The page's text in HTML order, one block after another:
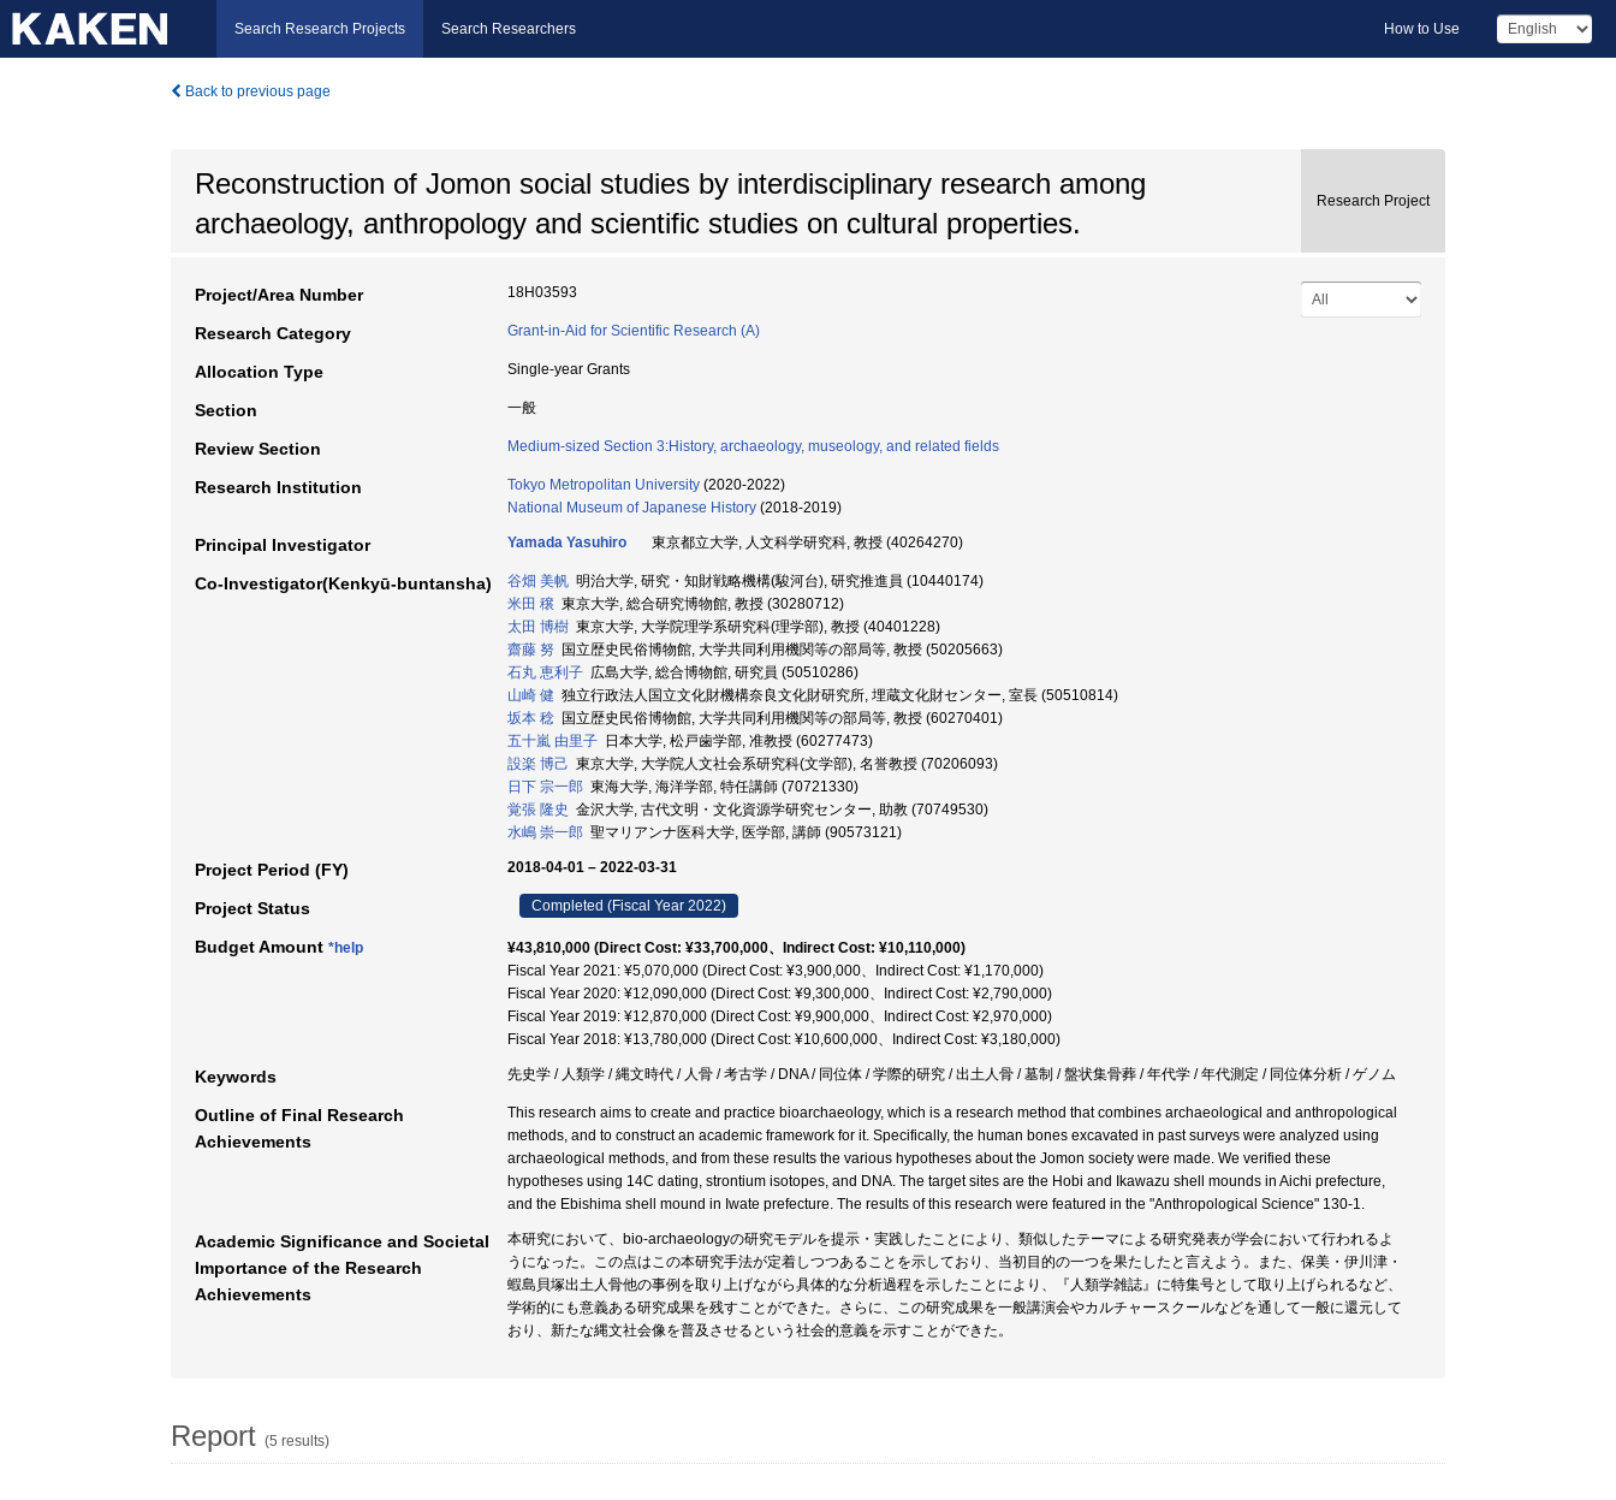
Search Research Projects Search Researchers How to Use
Back to previous page
Reconstruction of Jomon social studies by interdisciplinary research among
archaeology, anthropology and scientific studies on cultural properties.
Research Project
Project/Area Number 18H03593
Research Category Grant-in-Aid for Scientific Research (A)
Allocation Type Single-year Grants
Section 一般
Review Section Medium-sized Section 3:History, archaeology, museology, and related fields
Research Institution Tokyo Metropolitan University (2020-2022)
National Museum of Japanese History (2018-2019)
Principal Investigator Yamada Yasuhiro 東京都立大学, 人文科学研究科, 教授 (40264270)
Co-Investigator(Kenkyū-buntansha) 谷畑 美帆 明治大学, 研究・知財戦略機構(駿河台), 研究推進員 (10440174)
米田 穣 東京大学, 総合研究博物館, 教授 (30280712)
太田 博樹 東京大学, 大学院理学系研究科(理学部), 教授 (40401228)
齋藤 努 国立歴史民俗博物館, 大学共同利用機関等の部局等, 教授 (50205663)
石丸 恵利子 広島大学, 総合博物館, 研究員 (50510286)
山崎 健 独立行政法人国立文化財機構奈良文化財研究所, 埋蔵文化財センター, 室長 (50510814)
坂本 稔 国立歴史民俗博物館, 大学共同利用機関等の部局等, 教授 (60270401)
五十嵐 由里子 日本大学, 松戸歯学部, 准教授 (60277473)
設楽 博己 東京大学, 大学院人文社会系研究科(文学部), 名誉教授 (70206093)
日下 宗一郎 東海大学, 海洋学部, 特任講師 (70721330)
覚張 隆史 金沢大学, 古代文明・文化資源学研究センター, 助教 (70749530)
水嶋 崇一郎 聖マリアンナ医科大学, 医学部, 講師 (90573121)
Project Period (FY) 2018-04-01 – 2022-03-31
Project Status Completed (Fiscal Year 2022)
Budget Amount *help
¥43,810,000 (Direct Cost: ¥33,700,000、Indirect Cost: ¥10,110,000)
Fiscal Year 2021: ¥5,070,000 (Direct Cost: ¥3,900,000、Indirect Cost: ¥1,170,000)
Fiscal Year 2020: ¥12,090,000 (Direct Cost: ¥9,300,000、Indirect Cost: ¥2,790,000)
Fiscal Year 2019: ¥12,870,000 (Direct Cost: ¥9,900,000、Indirect Cost: ¥2,970,000)
Fiscal Year 2018: ¥13,780,000 (Direct Cost: ¥10,600,000、Indirect Cost: ¥3,180,000)
Keywords 先史学 / 人類学 / 縄文時代 / 人骨 / 考古学 / DNA / 同位体 / 学際的研究 / 出土人骨 / 墓制 / 盤状集骨葬 / 年代学 / 年代測定 / 同位体分析 / ゲノム
Outline of Final Research
Achievements
This research aims to create and practice bioarchaeology, which is a research method that combines archaeological and anthropological
methods, and to construct an academic framework for it. Specifically, the human bones excavated in past surveys were analyzed using
archaeological methods, and from these results the various hypotheses about the Jomon society were made. We verified these
hypotheses using 14C dating, strontium isotopes, and DNA. The target sites are the Hobi and Ikawazu shell mounds in Aichi prefecture,
and the Ebishima shell mound in Iwate prefecture. The results of this research were featured in the "Anthropological Science" 130-1.
Academic Significance and Societal
Importance of the Research
Achievements
本研究において、bio-archaeologyの研究モデルを提示・実践したことにより、類似したテーマによる研究発表が学会において行われるよ
うになった。この点はこの本研究手法が定着しつつあることを示しており、当初目的の一つを果たしたと言えよう。また、保美・伊川津・
蝦島貝塚出土人骨他の事例を取り上げながら具体的な分析過程を示したことにより、『人類学雑誌』に特集号として取り上げられるなど、
学術的にも意義ある研究成果を残すことができた。さらに、この研究成果を一般講演会やカルチャースクールなどを通して一般に還元して
おり、新たな縄文社会像を普及させるという社会的意義を示すことができた。
Report (5 results)